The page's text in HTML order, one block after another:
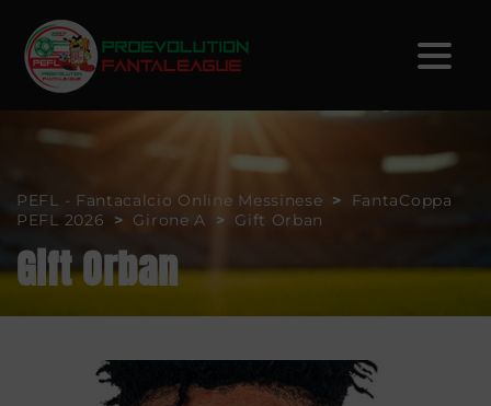
PEFL - Fantacalcio Online Messinese >
FantaCoppa
PEFL 2026
> Girone A > Gift Orban
Gift Orban